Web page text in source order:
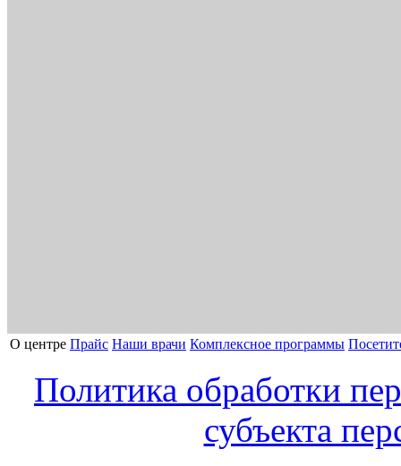
О центре Прайс Наши врачи Комплексное программы
Политика обработки
субъекта